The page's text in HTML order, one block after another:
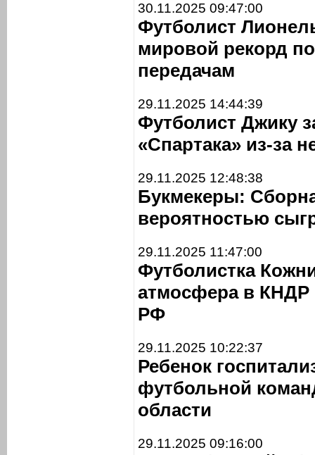
30.11.2025 09:47:00
Футболист
мировой рекорд
передачам
29.11.2025 14:44:39
Футболист Джику
«Спартака» из-за
29.11.2025 12:48:38
Букмекеры:
вероятностью
29.11.2025 11:47:00
Футболистка
атмосфера в КНДР
РФ
29.11.2025 10:22:37
Ребенок
футбольной
области
29.11.2025 09:16:00